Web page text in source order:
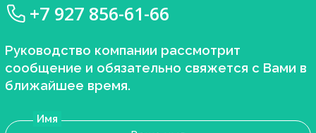
+7 927 856-61-66
Руководство компании рассмотрит
сообщение и обязательно свяжется с Вами в
ближайшее время.
Имя